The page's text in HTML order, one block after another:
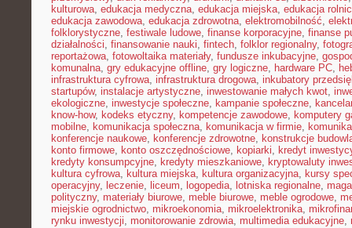
kulturowa, edukacja medyczna, edukacja miejska, edukacja
edukacja zawodowa, edukacja zdrowotna, elektromobilność,
folklorystyczne, festiwale ludowe, finanse korporacyjne, finanse
działalności, finansowanie nauki, fintech, folklor regionalny,
reportażowa, fotowoltaika materiały, fundusze inkubacyjne,
komunalna, gry edukacyjne offline, gry logiczne, hardware PC,
infrastruktura cyfrowa, infrastruktura drogowa, inkubatory
startupów, instalacje artystyczne, inwestowanie małych kwot,
ekologiczne, inwestycje społeczne, kampanie społeczne,
know-how, kodeks etyczny, kompetencje zawodowe, komputery
mobilne, komunikacja społeczna, komunikacja w firmie,
konferencje naukowe, konferencje zdrowotne, konstrukcje
konto firmowe, konto oszczędnościowe, kopiarki, kredyt
kredyty konsumpcyjne, kredyty mieszkaniowe, kryptowaluty
kultura cyfrowa, kultura miejska, kultura organizacyjna, kursy
operacyjny, leczenie, liceum, logopedia, lotniska regionalne,
polityczny, materiały biurowe, meble biurowe, meble ogrodowe,
miejskie ogrodnictwo, mikroekonomia, mikroelektronika,
rynku inwestycji, monitorowanie zdrowia, multimedia edukacyjne,